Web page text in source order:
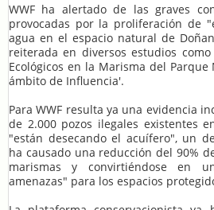
WWF ha alertado de las graves
provocadas por la proliferación de
agua en el espacio natural de
reiterada en diversos estudios
Ecológicos en la Marisma del
ámbito de Influencia'.
Para WWF resulta ya una evidencia
de 2.000 pozos ilegales existentes
"están desecando el acuífero", un
ha causado una reducción del 90%
marismas y convirtiéndose en
amenazas" para los espacios